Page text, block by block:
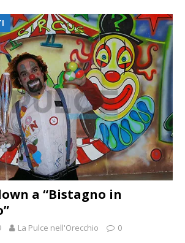
a “Bistagno in
La Pulce nell'Orecchio 0